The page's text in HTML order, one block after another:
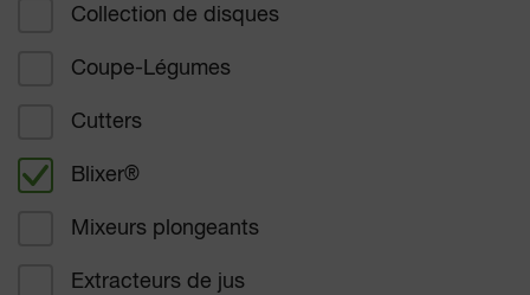
Restauration hôtelière
Restauration d'entreprise
Restauration scolaire
Restauration santé
Collection de disques
Coupe-Légumes
Cutters
Blixer®
Mixeurs plongeants
Extracteurs de jus